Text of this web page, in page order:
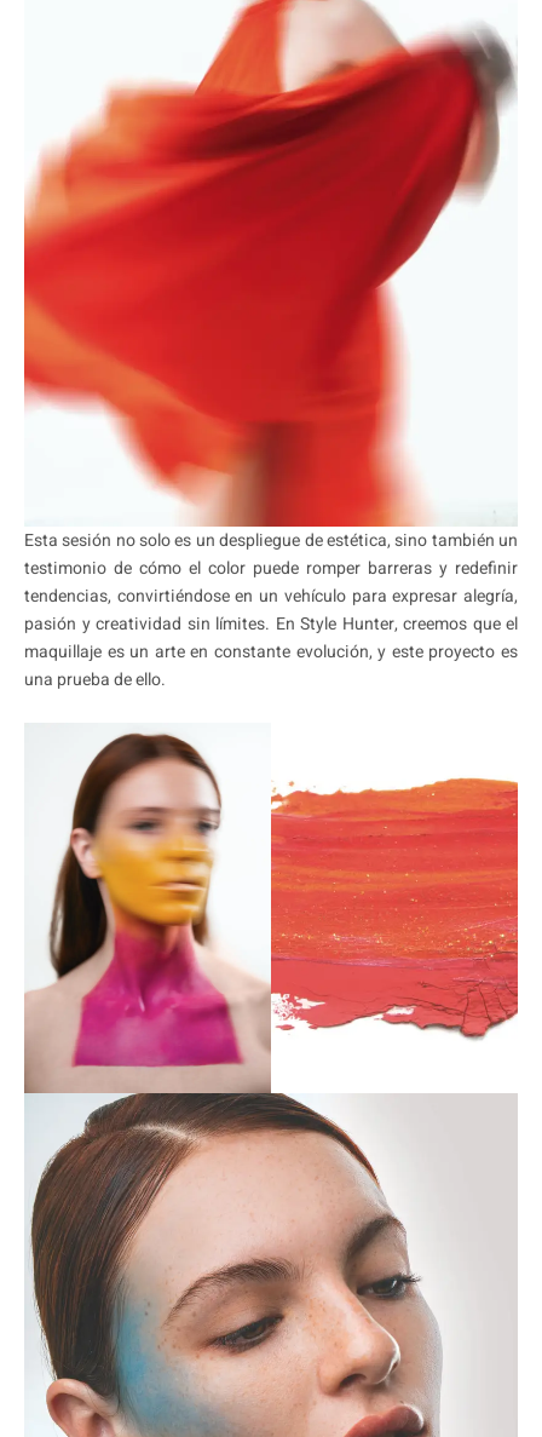
Esta sesión no solo es un despliegue de estética, sino también un
testimonio de cómo el color puede romper barreras y redefinir
tendencias, convirtiéndose en un vehículo para expresar alegría,
pasión y creatividad sin límites. En Style Hunter, creemos que el
maquillaje es un arte en constante evolución, y este proyecto es
una prueba de ello.